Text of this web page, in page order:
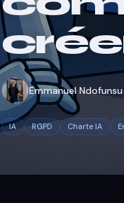
Emmanuel Ndofunsu·
IA RGPD Charte IA